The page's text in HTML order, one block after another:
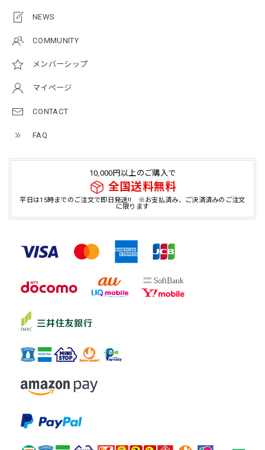
NEWS
COMMUNITY
メンバーシップ
マイページ
CONTACT
FAQ
10,000円以上のご購入で
全国送料無料
平日は15時までのご注文で即日発送!! ※お支払済み、ご決済済みのご注文
に限ります